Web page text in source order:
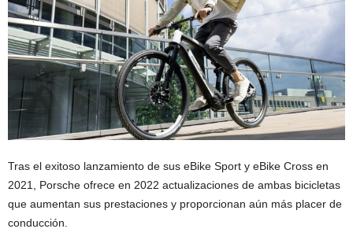
Tras el exitoso lanzamiento de sus eBike Sport y eBike Cross en
2021, Porsche ofrece en 2022 actualizaciones de ambas bicicletas
que aumentan sus prestaciones y proporcionan aún más placer de
conducción.